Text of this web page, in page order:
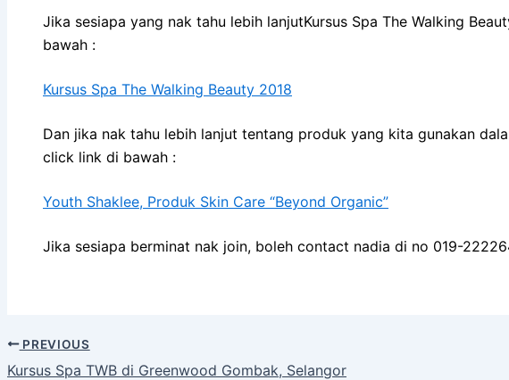
Jika sesiapa yang nak tahu lebih lanjutKursus Spa The Walking
bawah :
Kursus Spa The Walking Beauty 2018
Dan jika nak tahu lebih lanjut tentang produk yang kita gunakan
click link di bawah :
Youth Shaklee, Produk Skin Care “Beyond Organic”
Jika sesiapa berminat nak join, boleh contact nadia di no 019-
PREVIOUS
Kursus Spa TWB di Greenwood Gombak, Selangor